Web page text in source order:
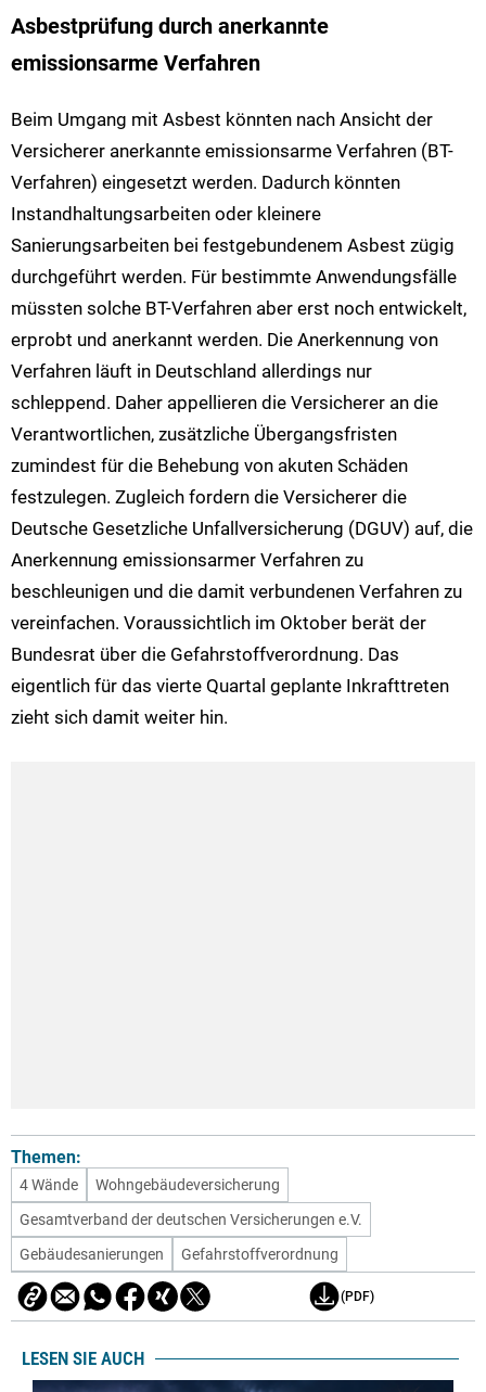
Asbestprüfung durch anerkannte
emissionsarme Verfahren
Beim Umgang mit Asbest könnten nach Ansicht der
Versicherer anerkannte emissionsarme Verfahren (BT-
Verfahren) eingesetzt werden. Dadurch könnten
Instandhaltungsarbeiten oder kleinere
Sanierungsarbeiten bei festgebundenem Asbest zügig
durchgeführt werden. Für bestimmte Anwendungsfälle
müssten solche BT-Verfahren aber erst noch entwickelt,
erprobt und anerkannt werden. Die Anerkennung von
Verfahren läuft in Deutschland allerdings nur
schleppend. Daher appellieren die Versicherer an die
Verantwortlichen, zusätzliche Übergangsfristen
zumindest für die Behebung von akuten Schäden
festzulegen. Zugleich fordern die Versicherer die
Deutsche Gesetzliche Unfallversicherung (DGUV) auf, die
Anerkennung emissionsarmer Verfahren zu
beschleunigen und die damit verbundenen Verfahren zu
vereinfachen. Voraussichtlich im Oktober berät der
Bundesrat über die Gefahrstoffverordnung. Das
eigentlich für das vierte Quartal geplante Inkrafttreten
zieht sich damit weiter hin.
Themen:
4 Wände
Wohngebäudeversicherung
Gesamtverband der deutschen Versicherungen e.V.
Gebäudesanierungen
Gefahrstoffverordnung
(PDF)
LESEN SIE AUCH